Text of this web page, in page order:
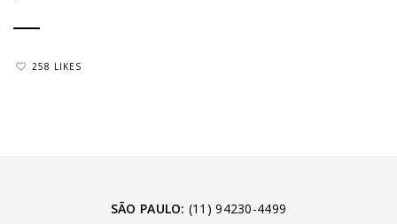
258 LIKES
SÃO PAULO: (11) 94230-4499